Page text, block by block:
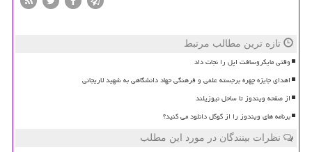
تازه ترین مطالب مرتبط
وقتی مایکروسافت اپل را نجات داد
اهدای جایزه چهره برجسته علمی و فرهنگی جهاد دانشگاهی به شهید لاریجانی
از صفحه ویندوز تا ساحل نیوزیلند
برنامه های ویندوز را از گوگل دانلود می کنید؟
نظرات بینندگان در مورد این مطلب